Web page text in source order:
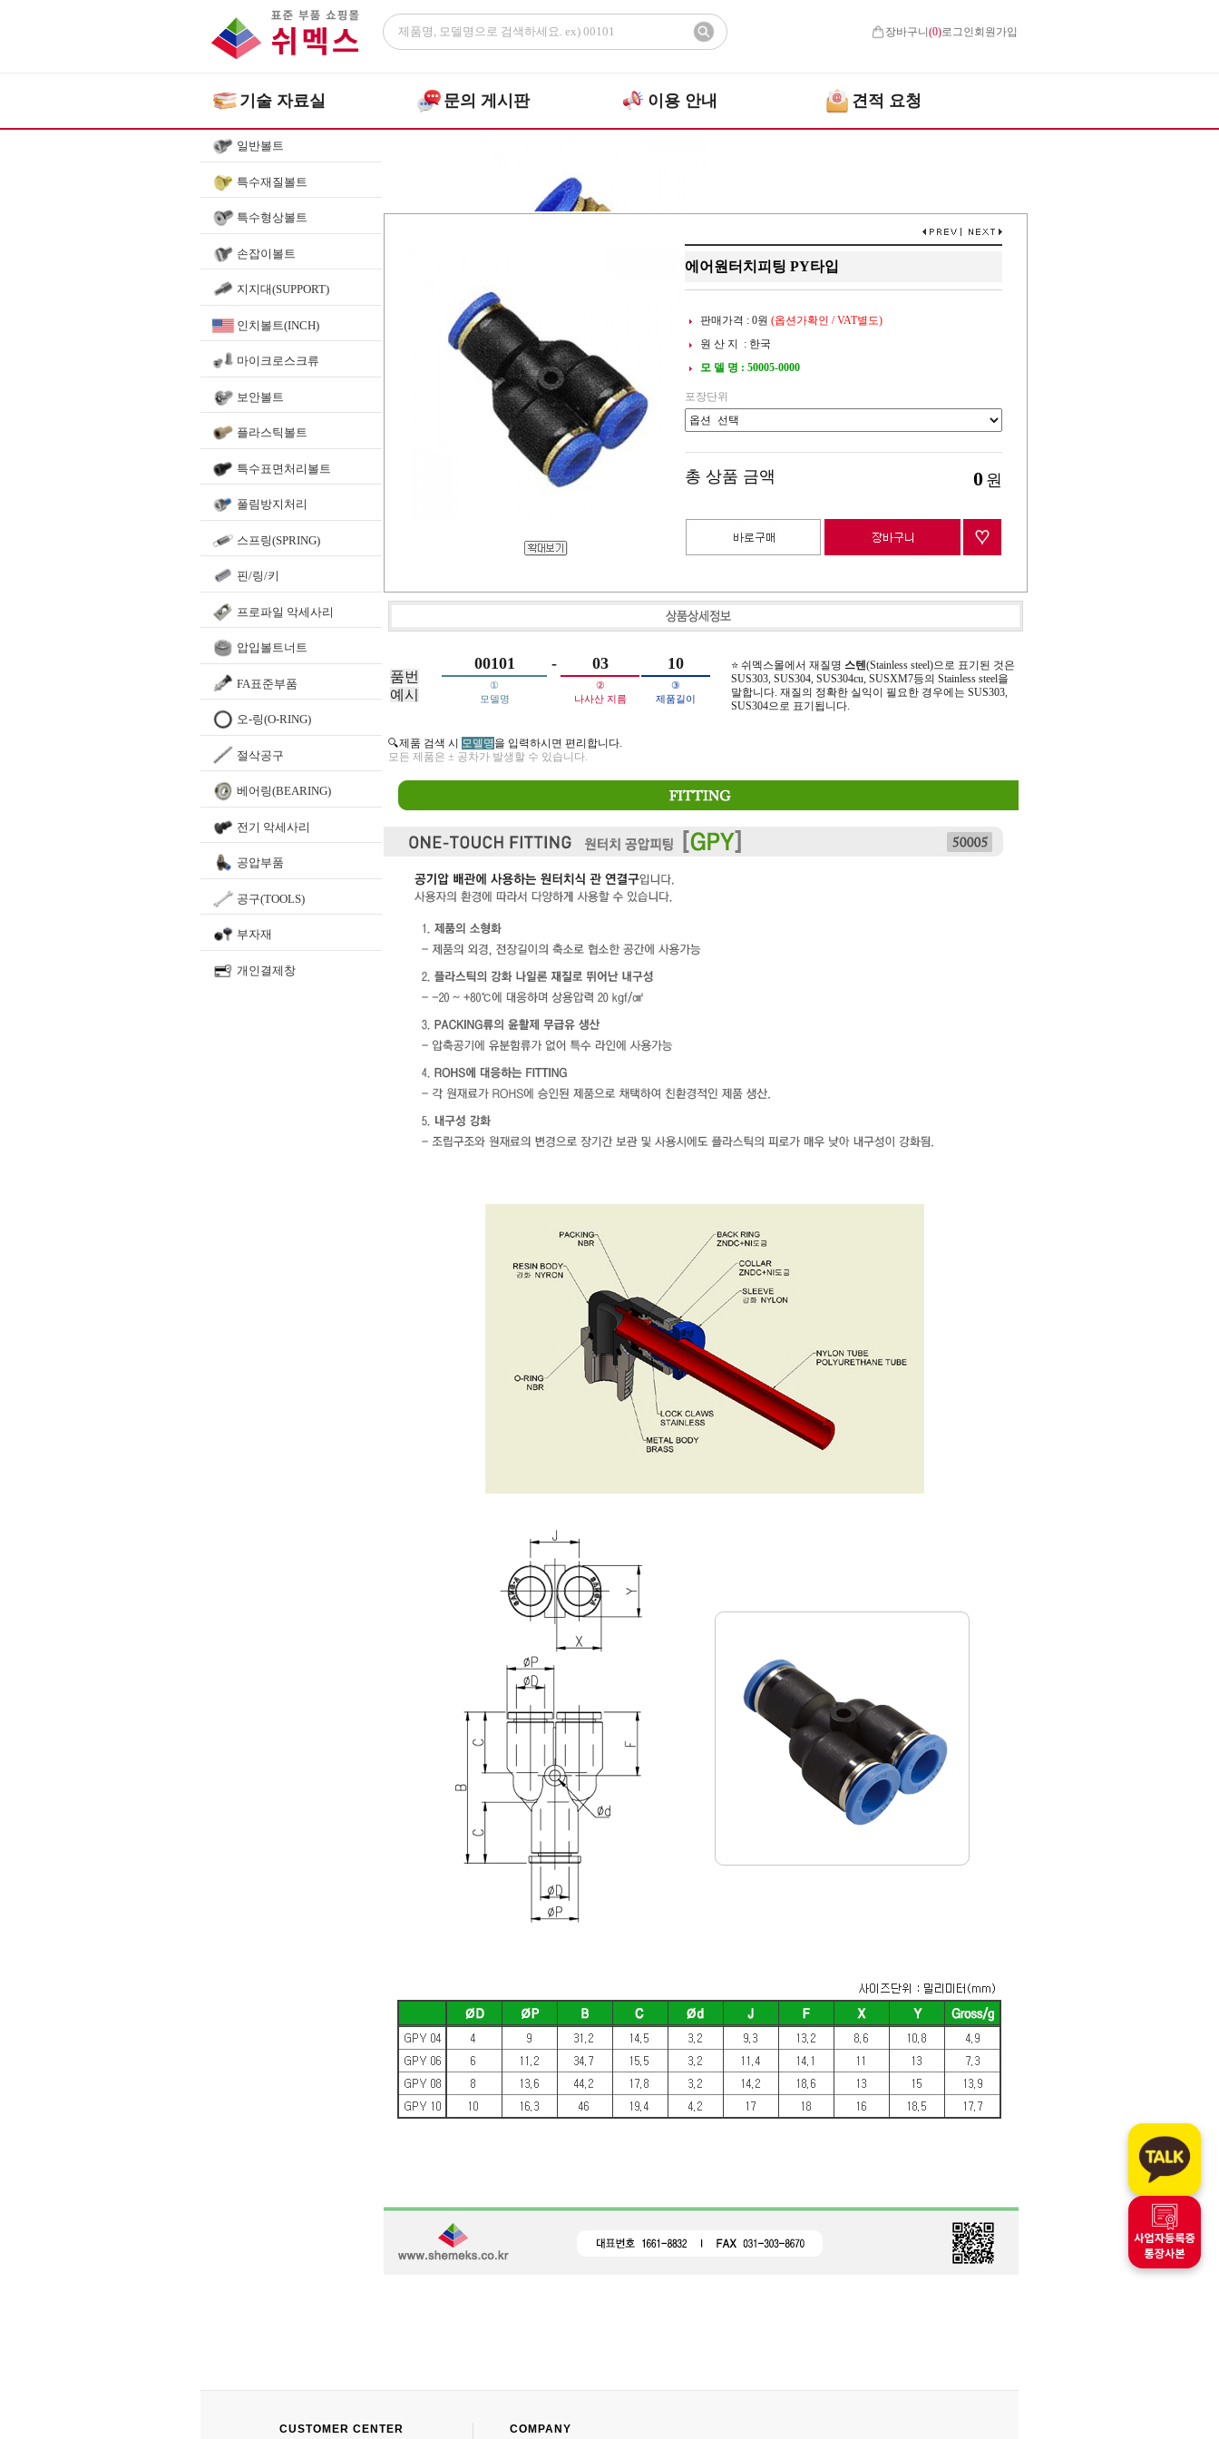
장바구니(0)로그인 회원가입
기술 자료실 문의 게시판 이용 안내 견적 요청
일반볼트
특수재질볼트
특수형상볼트
손잡이볼트
지지대(SUPPORT)
인치볼트(INCH)
마이크로스크류
보안볼트
플라스틱볼트
특수표면처리볼트
풀림방지처리
스프링(SPRING)
핀/링/키
프로파일 악세사리
압입볼트너트
FA표준부품
오-링(O-RING)
절삭공구
베어링(BEARING)
전기 악세사리
공압부품
공구(TOOLS)
부자재
개인결제창
GPY타입
에어원터치피팅 PY타입
판매가격 : 0원 (옵션가확인 / VAT별도)
원 산 지 : 한국
모 델 명 : 50005-0000
포장단위
총 상품 금액 0 원
품번
예시
00101 - 03 10
①
모델명
②
나사산 지름
③
제품길이
⭐ 쉬멕스몰에서 재질명 스텐(Stainless steel)으로 표기된 것은
SUS303, SUS304, SUS304cu, SUSXM7등의 Stainless steel을
말합니다. 재질의 정확한 실익이 필요한 경우에는 SUS303,
SUS304으로 표기됩니다.
🔍제품 검색 시 모델명을 입력하시면 편리합니다.
모든 제품은 ± 공차가 발생할 수 있습니다.
CUSTOMER CENTER COMPANY